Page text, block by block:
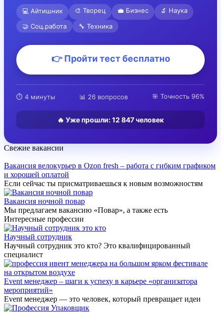
💻 Айтишник 🎨 Творец 💼 Бизнес
🔬 Наука
🤝 Соц.работа
🔧 Техника
👉 Пройти тест бесплатно
⏱️ 4 минуты 📊 26 вопросов 🎯 Точность 96%
🔥 Уже прошли:12 847человек
Свежие вакансии
Вакансия велокурьер в Ozon fresh – работа с гибким графиком
и хорошей оплатой
Если сейчас ты присматриваешься к новым возможностям
Вакансия ночной повар
Мы предлагаем вакансию «Повар», а также есть
Интересные профессии
Научный сотрудник
Научный сотрудник это кто? Это квалифицированный
специалист
Event менеджер – шаги к успеху в карьере «организатора
мероприятий»
Event менеджер — это человек, который превращает идеи